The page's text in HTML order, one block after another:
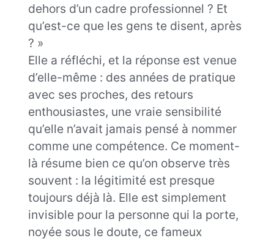
dehors d’un cadre professionnel ? Et
qu’est-ce que les gens te disent, après
? »
Elle a réfléchi, et la réponse est venue
d’elle-même : des années de pratique
avec ses proches, des retours
enthousiastes, une vraie sensibilité
qu’elle n’avait jamais pensé à nommer
comme une compétence. Ce moment-
là résume bien ce qu’on observe très
souvent : la légitimité est presque
toujours déjà là. Elle est simplement
invisible pour la personne qui la porte,
noyée sous le doute, ce fameux